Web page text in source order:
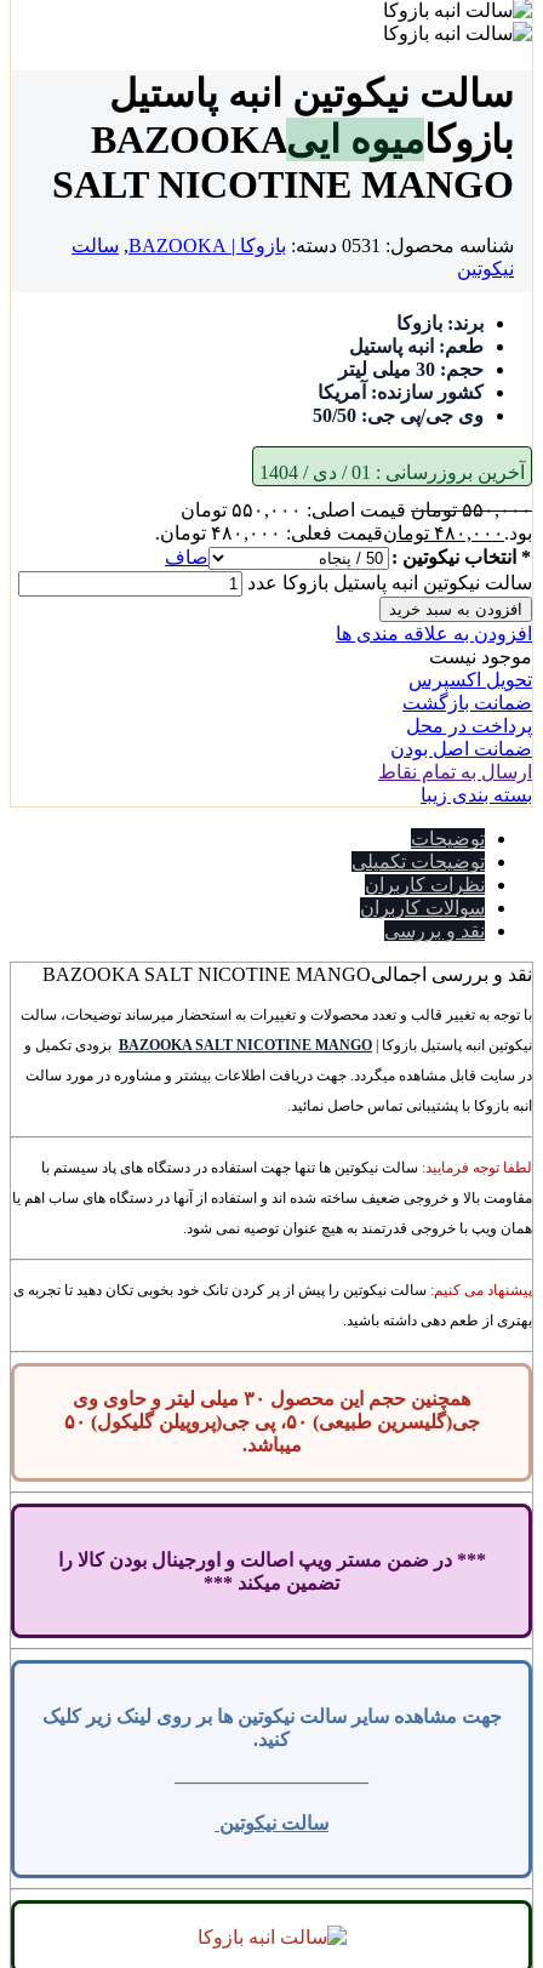
سالت نیکوتین انبه پاستیل
بازوکامیوه اییBAZOOKA
SALT NICOTINE MANGO
شناسه محصول: 0531 دسته: بازوکا | BAZOOKA , سالت
نیکوتین
برند: بازوکا
طعم: انبه پاستیل
حجم: 30 میلی لیتر
کشور سازنده: آمریکا
وی جی/پی جی: 50/50
آخرین بروزرسانی : 01 / دی / 1404
۵۵۰,۰۰۰ تومان
قیمت اصلی: ۵۵۰,۰۰۰ تومان
بود. ۴۸۰,۰۰۰ تومانقیمت فعلی: ۴۸۰,۰۰۰ تومان.
* انتخاب نیکوتین :
صاف
سالت نیکوتین انبه پاستیل بازوکا عدد
افزودن به سبد خرید
افزودن به علاقه مندی ها
موجود نیست
تحویل اکسپرس
ضمانت بازگشت
پرداخت در محل
ضمانت اصل بودن
ارسال به تمام نقاط
بسته بندی زیبا
توضیحات
توضیحات تکمیلی
نظرات کاربران
سوالات کاربران
نقد و بررسی
نقد و بررسی اجمالیBAZOOKA SALT NICOTINE MANGO
با توجه به تغییر قالب و تعدد محصولات و تغییرات به استحضار میرساند توضیحات، سالت
نیکوتین انبه پاستیل بازوکا | BAZOOKA SALT NICOTINE MANGO بزودی تکمیل و
در سایت قابل مشاهده میگردد. جهت دریافت اطلاعات بیشتر و مشاوره در مورد سالت
انبه بازوکا با پشتیبانی تماس حاصل نمائید.
لطفا توجه فرمایید: سالت نیکوتین ها تنها جهت استفاده در دستگاه های پاد سیستم با
مقاومت بالا و خروجی ضعیف ساخته شده اند و استفاده از آنها در دستگاه های ساب اهم یا
همان ویپ با خروجی قدرتمند به هیچ عنوان توصیه نمی شود.
پیشنهاد می کنیم: سالت نیکوتین را پیش از پر کردن تانک خود بخوبی تکان دهید تا تجربه ی
بهتری از طعم دهی داشته باشید.
همچنین حجم این محصول ۳۰ میلی لیتر و حاوی وی
جی(گلیسرین طبیعی) ۵۰، پی جی(پروپیلن گلیکول) ۵۰
میباشد.
*** در ضمن مستر ویپ اصالت و اورجینال بودن کالا را
تضمین میکند ***
جهت مشاهده سایر سالت نیکوتین ها بر روی لینک زیر کلیک
کنید.
——————————
سالت نیکوتین